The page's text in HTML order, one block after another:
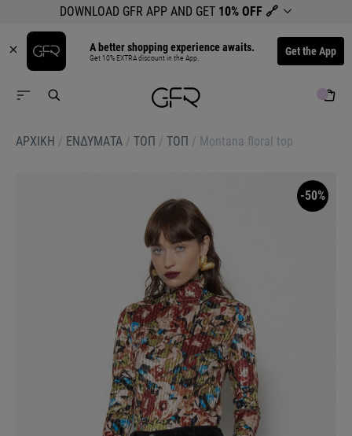
DOWNLOAD GFR APP AND GET 10% OFF 🔗
A better shopping experience awaits.
Get 10% EXTRA discount in the App. Get the App
ΑΡΧΙΚΉ / ΕΝΔΥΜΑΤΑ / ΤΟΠ / ΤΟΠ / Montana floral top
-50%